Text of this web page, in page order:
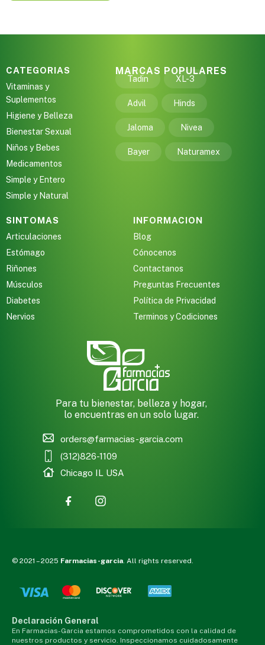
CATEGORIAS
Vitaminas y
Suplementos
Higiene y Belleza
Bienestar Sexual
Niños y Bebes
Medicamentos
Simple y Entero
Simple y Natural
MARCAS POPULARES
Tadin XL-3
Advil Hinds
Jaloma Nivea
Bayer Naturamex
SINTOMAS
Articulaciones
Estómago
Riñones
Músculos
Diabetes
Nervios
INFORMACION
Blog
Cónocenos
Contactanos
Preguntas Frecuentes
Política de Privacidad
Terminos y Codiciones
Para tu bienestar, belleza y hogar,
lo encuentras en un solo lugar.
orders@farmacias-garcia.com
(312)826-1109
Chicago IL USA
© 2021 – 2025 Farmacias-garcia . All rights reserved.
Declaración General
En Farmacias-Garcia estamos comprometidos con la calidad de
nuestros productos y servicio. Inspeccionamos cuidadosamente